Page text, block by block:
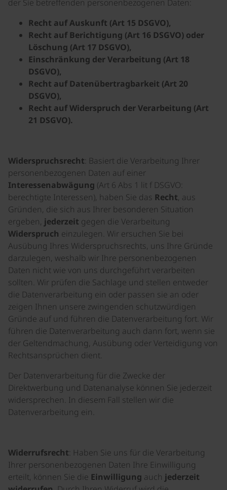
der Sie betreffenden personenbezogenen Daten:
Recht auf Auskunft (Art 15 DSGVO),
Recht auf Berichtigung (Art 16 DSGVO) oder
Löschung (Art 17 DSGVO),
Einschränkung der Verarbeitung (Art 18
DSGVO),
Recht auf Datenübertragbarkeit (Art 20
DSGVO),
Recht auf Widerspruch der Verarbeitung (Art
21 DSGVO).
Widerspruchsrecht: Basiert die Verarbeitung Ihrer
personenbezogenen Daten auf einer
Interessenabwägung (Art 6 Abs 1 lit f DSGVO:
berechtigte Interessen), haben Sie das Recht, aus
Gründen, die sich aus Ihrer besonderen Situation
ergeben, jederzeit gegen die Verarbeitung
Widerspruch einzulegen. Wir ersuchen Sie bei
Ausübung Ihres Widerspruchsrechts, uns Ihre Gründe
darzulegen, weshalb wir Ihre personenbezogenen
Daten nicht wie von uns durchgeführt verarbeiten
sollten. Wir prüfen die Sachlage und stellen entweder
die Datenverarbeitung ein oder passen sie an oder
zeigen Ihnen unsere zwingenden schutzwürdigen
Gründe auf und führen die Datenverarbeitung fort. Wir
führen die Datenverarbeitung auch dann fort, wenn sie
der Geltendmachung, Ausübung oder Verteidigung von
Rechtsansprüchen dient.
Der Datenverarbeitung für die Zwecke der
Direktwerbung und Datenanalyse können Sie jederzeit
widersprechen. In diesem Fall stellen wir die
Datenverarbeitung ein.
Widerrufsrecht: Haben Sie uns für die Verarbeitung
Ihrer personenbezogenen Daten Ihre Einwilligung
erteilt, können Sie die Einwilligung auch jederzeit